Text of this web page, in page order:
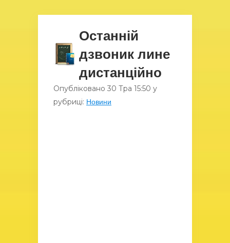
Останній
дзвоник лине
дистанційно
Опубліковано 30 Тра 15:50 у
рубриці: Новини